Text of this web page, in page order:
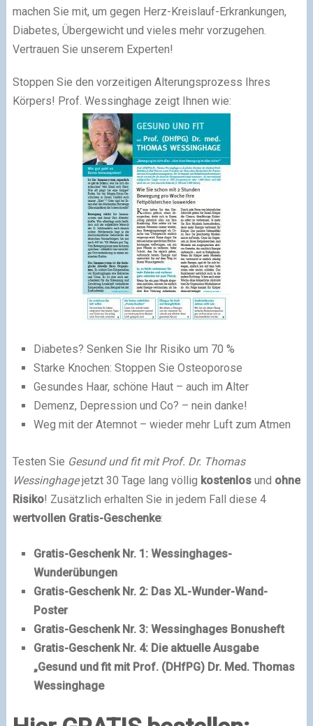
machen Sie mit, um gegen Herz-Kreislauf-Erkrankungen,
Diabetes, Übergewicht und vieles mehr vorzugehen.
Vertrauen Sie unserem Experten!
Stoppen Sie den vorzeitigen Alterungsprozess Ihres
Körpers! Prof. Wessinghage zeigt Ihnen wie:
Diabetes? Senken Sie Ihr Risiko um 70 %
Starke Knochen: Stoppen Sie Osteoporose
Gesundes Haar, schöne Haut – auch im Alter
Demenz, Depression und Co? – nein danke!
Weg mit der Atemnot – wieder mehr Luft zum Atmen
Testen Sie Gesund und fit mit Prof. Dr. Thomas
Wessinghagejetzt 30 Tage lang völlig kostenlosund ohne
Risiko! Zusätzlich erhalten Sie in jedem Fall diese 4
wertvollen Gratis-Geschenke:
Gratis-Geschenk Nr. 1: Wessinghages-
Wunderübungen
Gratis-Geschenk Nr. 2: Das XL-Wunder-Wand-
Poster
Gratis-Geschenk Nr. 3: Wessinghages Bonusheft
Gratis-Geschenk Nr. 4: Die aktuelle Ausgabe
„Gesund und fit mit Prof. (DHfPG) Dr. Med. Thomas
Wessinghage